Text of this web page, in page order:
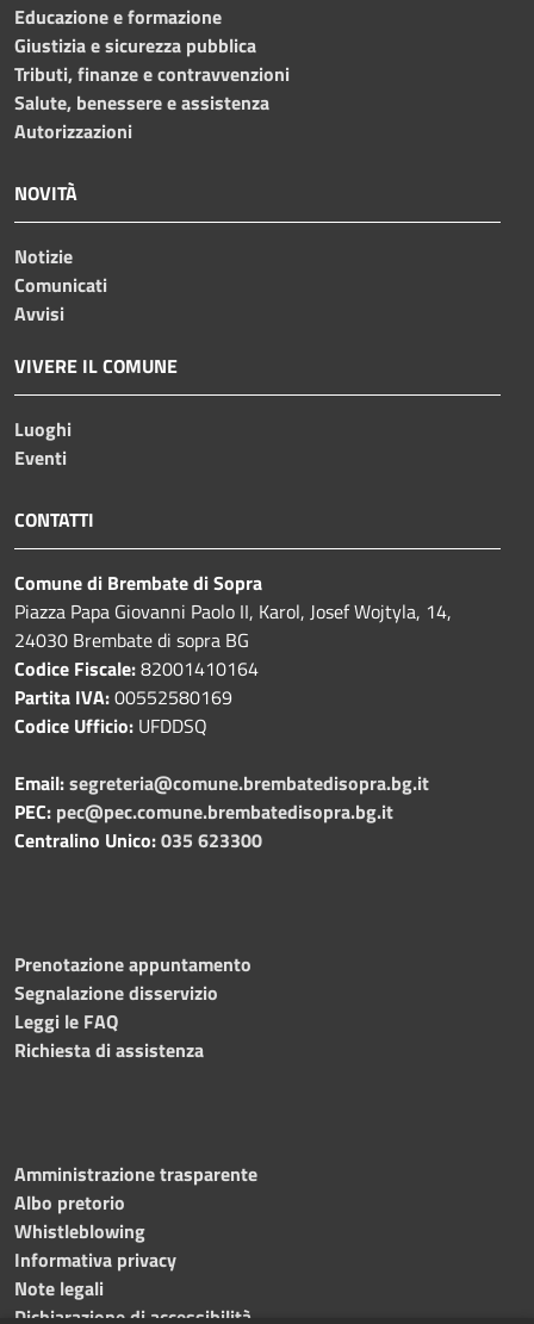
Educazione e formazione
Giustizia e sicurezza pubblica
Tributi, finanze e contravvenzioni
Salute, benessere e assistenza
Autorizzazioni
NOVITÀ
Notizie
Comunicati
Avvisi
VIVERE IL COMUNE
Luoghi
Eventi
CONTATTI
Comune di Brembate di Sopra
Piazza Papa Giovanni Paolo II, Karol, Josef Wojtyla, 14,
24030 Brembate di sopra BG
Codice Fiscale:82001410164
Partita IVA:00552580169
Codice Ufficio: UFDDSQ
Email:segreteria@comune.brembatedisopra.bg.it
PEC: pec@pec.comune.brembatedisopra.bg.it
Centralino Unico:035 623300
Prenotazione appuntamento
Segnalazione disservizio
Leggi le FAQ
Richiesta di assistenza
Amministrazione trasparente
Albo pretorio
Whistleblowing
Informativa privacy
Note legali
Dichiarazione di accessibilità